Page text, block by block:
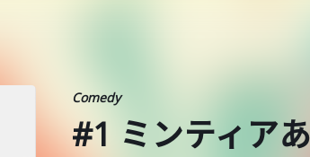
Comedy
#1 ミンティア